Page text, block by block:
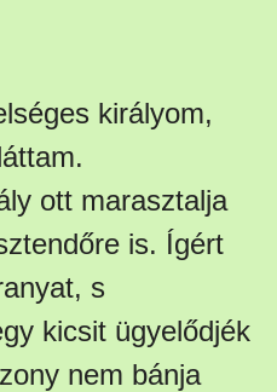
királyom,
ott marasztalja
is. Ígért
s
kicsit ügyelődjék
nem bánja